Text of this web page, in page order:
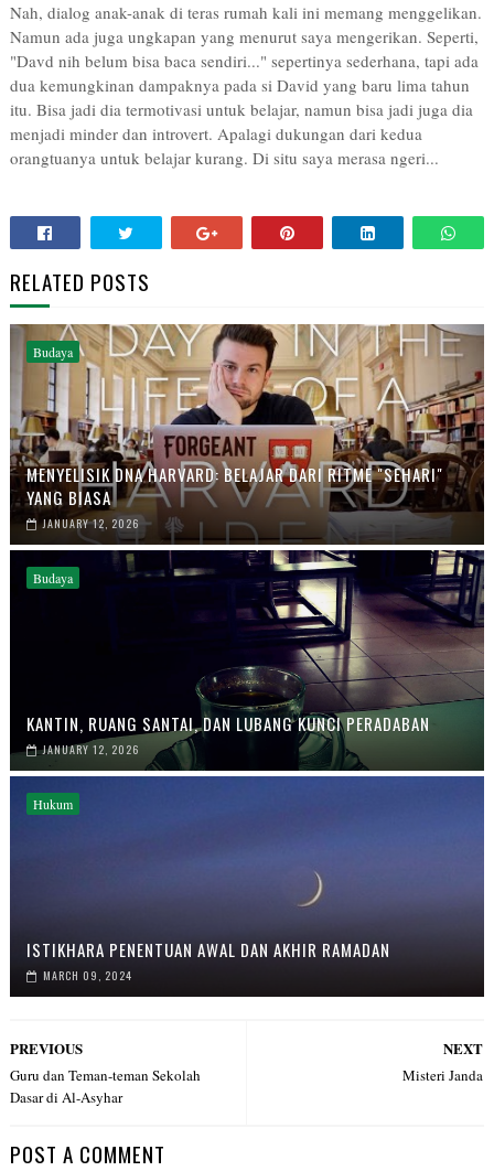
Nah, dialog anak-anak di teras rumah kali ini memang menggelikan.
Namun ada juga ungkapan yang menurut saya mengerikan. Seperti,
"Davd nih belum bisa baca sendiri..." sepertinya sederhana, tapi ada
dua kemungkinan dampaknya pada si David yang baru lima tahun
itu. Bisa jadi dia termotivasi untuk belajar, namun bisa jadi juga dia
menjadi minder dan introvert. Apalagi dukungan dari kedua
orangtuanya untuk belajar kurang. Di situ saya merasa ngeri...
RELATED POSTS
Budaya
MENYELISIK DNA HARVARD: BELAJAR DARI RITME "SEHARI"
YANG BIASA
JANUARY 12, 2026
Budaya
KANTIN, RUANG SANTAI, DAN LUBANG KUNCI PERADABAN
JANUARY 12, 2026
Hukum
ISTIKHARA PENENTUAN AWAL DAN AKHIR RAMADAN
MARCH 09, 2024
NEXT
Misteri Janda
PREVIOUS
Guru dan Teman-teman Sekolah
Dasar di Al-Asyhar
POST A COMMENT